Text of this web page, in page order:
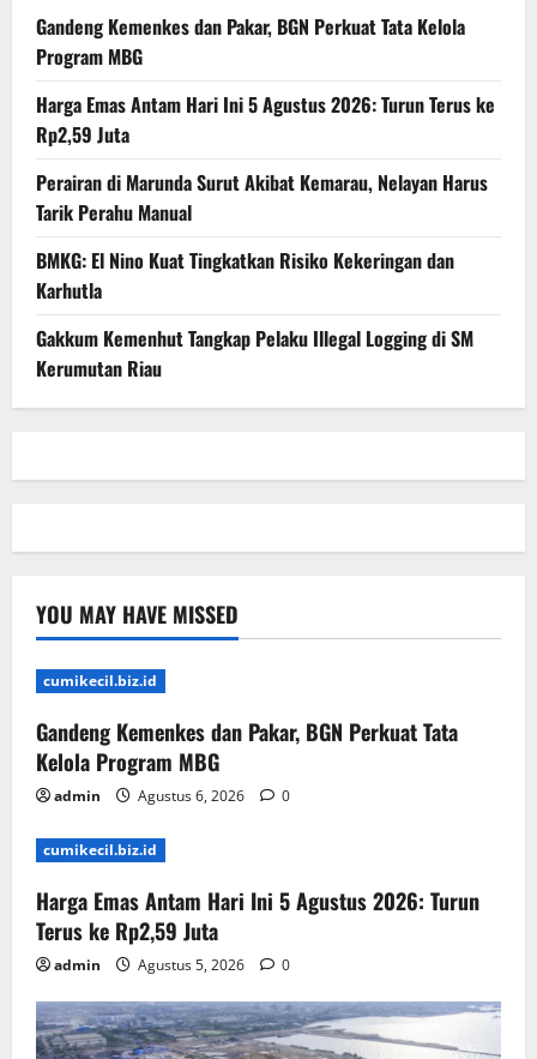
Gandeng Kemenkes dan Pakar, BGN Perkuat Tata Kelola
Program MBG
Harga Emas Antam Hari Ini 5 Agustus 2026: Turun Terus ke
Rp2,59 Juta
Perairan di Marunda Surut Akibat Kemarau, Nelayan Harus
Tarik Perahu Manual
BMKG: El Nino Kuat Tingkatkan Risiko Kekeringan dan
Karhutla
Gakkum Kemenhut Tangkap Pelaku Illegal Logging di SM
Kerumutan Riau
YOU MAY HAVE MISSED
cumikecil.biz.id
Gandeng Kemenkes dan Pakar, BGN Perkuat Tata
Kelola Program MBG
admin Agustus 6, 2026 0
cumikecil.biz.id
Harga Emas Antam Hari Ini 5 Agustus 2026: Turun
Terus ke Rp2,59 Juta
admin Agustus 5, 2026 0